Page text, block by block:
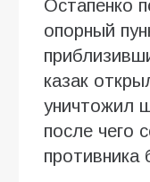
Остапенко
опорный
казак
уничтожил
после чего